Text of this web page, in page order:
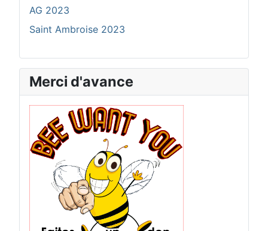
AG 2023
Saint Ambroise 2023
Merci d'avance